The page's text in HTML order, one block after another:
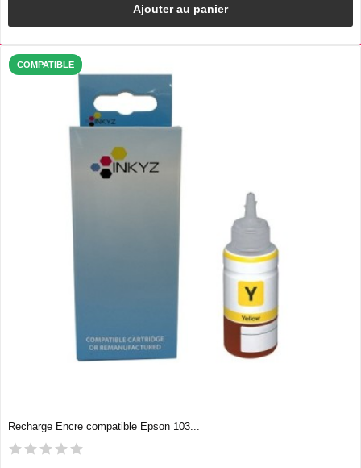
Ajouter au panier
COMPATIBLE
Recharge Encre compatible Epson 103...